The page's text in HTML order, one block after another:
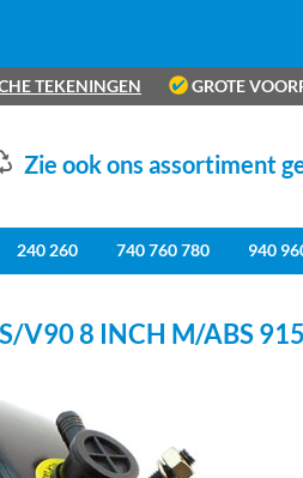
TEKENINGEN GROTE
Zie ook ons assortiment
240 260 740 760 780 940
V90 8 INCH M/ABS